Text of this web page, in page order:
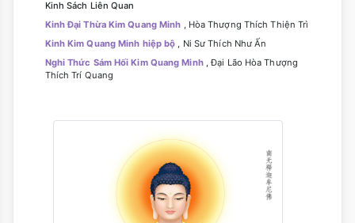
Kinh Sách Liên Quan
Kinh Đại Thừa Kim Quang Minh , Hòa Thượng Thích Thiện Trì
Kinh Kim Quang Minh hiệp bộ , Ni Sư Thích Như Ấn
Nghi Thức Sám Hối Kim Quang Minh , Đại Lão Hòa Thượng
Thích Trí Quang